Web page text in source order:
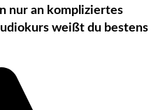
nur an kompliziertes
weißt du bestens